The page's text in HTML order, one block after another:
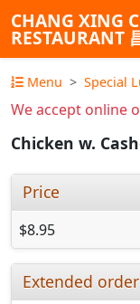
CHANG XING
RESTAURANT
Menu Special
We accept online
Chicken w.
Price
$8.95
Extended order